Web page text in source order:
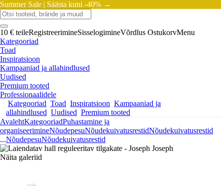
Summer Sale | Säästa kuni -40% →
10 € teileRegistreerimineSisselogimineVõrdlus OstukorvMenu
Kategooriad
Toad
Inspiratsioon
Kampaaniad ja allahindlused
Uudised
Premium tooted
Professionaalidele
Kategooriad Toad Inspiratsioon Kampaaniad ja
allahindlused Uudised Premium tooted
AvalehtKategooriadPuhastamine ja
organiseerimineNõudepesuNõudekuivatusrestidNõudekuivatusrestid
...NõudepesuNõudekuivatusrestid
Näita galeriid